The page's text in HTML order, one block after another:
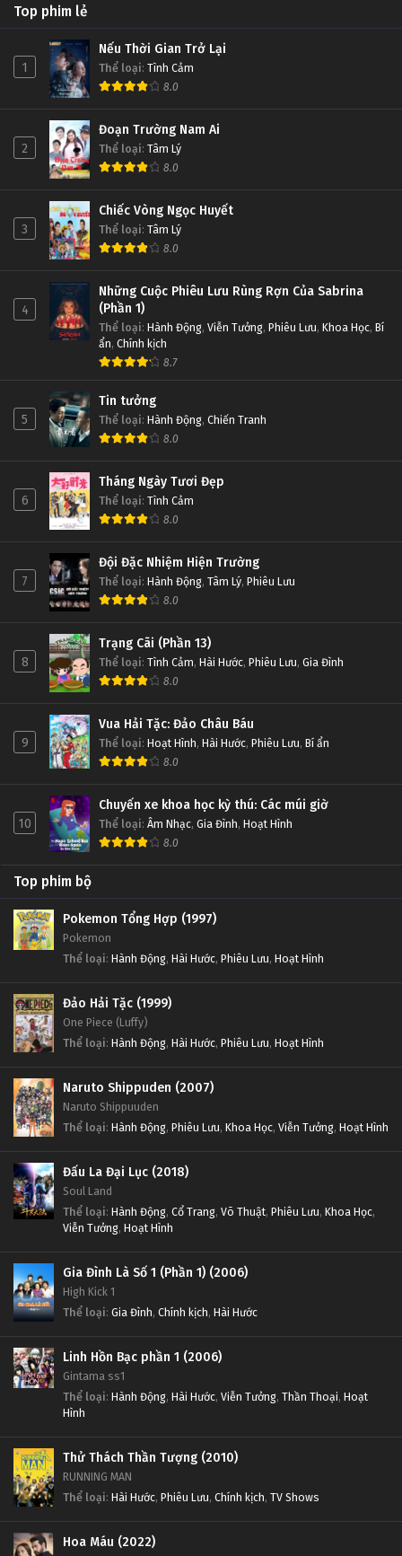
Top phim lẻ
1
Nếu Thời Gian Trở Lại
Thể loại: Tình Cảm
8.0
2
Đoạn Trường Nam Ai
Thể loại: Tâm Lý
8.0
3
Chiếc Vòng Ngọc Huyết
Thể loại: Tâm Lý
8.0
4
Những Cuộc Phiêu Lưu Rùng Rợn Của Sabrina
(Phần 1)
Thể loại: Hành Động, Viễn Tưởng, Phiêu Lưu, Khoa Học, Bí
ẩn, Chính kịch
8.7
5
Tin tưởng
Thể loại: Hành Động, Chiến Tranh
8.0
6
Tháng Ngày Tươi Đẹp
Thể loại: Tình Cảm
8.0
7
Đội Đặc Nhiệm Hiện Trường
Thể loại: Hành Động, Tâm Lý, Phiêu Lưu
8.0
8
Trạng Cãi (Phần 13)
Thể loại: Tình Cảm, Hài Hước, Phiêu Lưu, Gia Đình
8.0
9
Vua Hải Tặc: Đảo Châu Báu
Thể loại: Hoạt Hình, Hài Hước, Phiêu Lưu, Bí ẩn
8.0
10
Chuyến xe khoa học kỳ thú: Các múi giờ
Thể loại: Âm Nhạc, Gia Đình, Hoạt Hình
8.0
Top phim bộ
Pokemon Tổng Hợp (1997)
Pokemon
Thể loại: Hành Động, Hài Hước, Phiêu Lưu, Hoạt Hình
Đảo Hải Tặc (1999)
One Piece (Luffy)
Thể loại: Hành Động, Hài Hước, Phiêu Lưu, Hoạt Hình
Naruto Shippuden (2007)
Naruto Shippuuden
Thể loại: Hành Động, Phiêu Lưu, Khoa Học, Viễn Tưởng, Hoạt Hình
Đấu La Đại Lục (2018)
Soul Land
Thể loại: Hành Động, Cổ Trang, Võ Thuật, Phiêu Lưu, Khoa Học,
Viễn Tưởng, Hoạt Hình
Gia Đình Là Số 1 (Phần 1) (2006)
High Kick 1
Thể loại: Gia Đình, Chính kịch, Hài Hước
Linh Hồn Bạc phần 1 (2006)
Gintama ss1
Thể loại: Hành Động, Hài Hước, Viễn Tưởng, Thần Thoại, Hoạt
Hình
Thử Thách Thần Tượng (2010)
RUNNING MAN
Thể loại: Hài Hước, Phiêu Lưu, Chính kịch, TV Shows
Hoa Máu (2022)